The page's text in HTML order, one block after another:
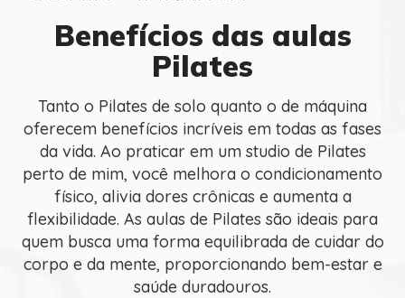
Benefícios das aulas
Pilates
Tanto o Pilates de solo quanto o de máquina
oferecem benefícios incríveis em todas as fases
da vida. Ao praticar em um studio de Pilates
perto de mim, você melhora o condicionamento
físico, alivia dores crônicas e aumenta a
flexibilidade. As aulas de Pilates são ideais para
quem busca uma forma equilibrada de cuidar do
corpo e da mente, proporcionando bem-estar e
saúde duradouros.